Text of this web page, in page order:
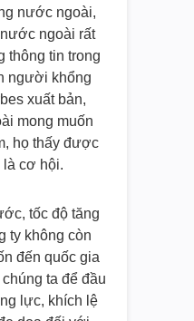
nước ngoài,
ngoài rất
thông tin trong
người khổng
xuất bản,
mong muốn
họ thấy được
cơ hội.
tốc độ tăng
ty không còn
đến quốc gia
ta để đầu
lực, khích lệ